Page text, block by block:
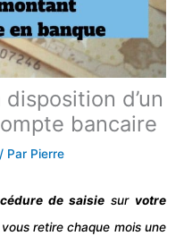
d’un
bancaire
/ Par Pierre
de saisie sur votre
vous retire chaque mois une